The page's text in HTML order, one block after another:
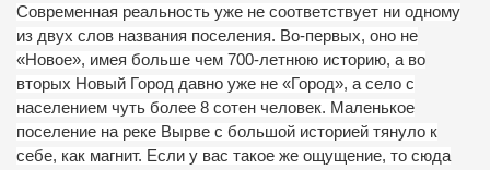
Современная реальность уже не соответствует ни одному
из двух слов названия поселения. Во-первых, оно не
«Новое», имея больше чем 700-летнюю историю, а во
вторых Новый Город давно уже не «Город», а село с
населением чуть более 8 сотен человек. Маленькое
поселение на реке Вырве с большой историей тянуло к
себе, как магнит. Если у вас такое же ощущение, то сюда